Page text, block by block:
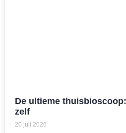
De ultieme
zelf
20 juli 2026